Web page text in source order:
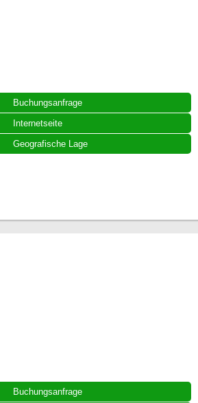
Buchungsanfrage
Internetseite
Geografische Lage
Buchungsanfrage